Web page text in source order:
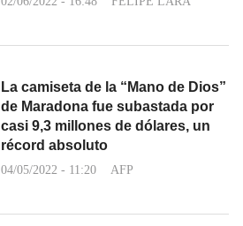
La camiseta de la “Mano de Dios”
de Maradona fue subastada por
casi 9,3 millones de dólares, un
récord absoluto
04/05/2022 - 11:20 AFP